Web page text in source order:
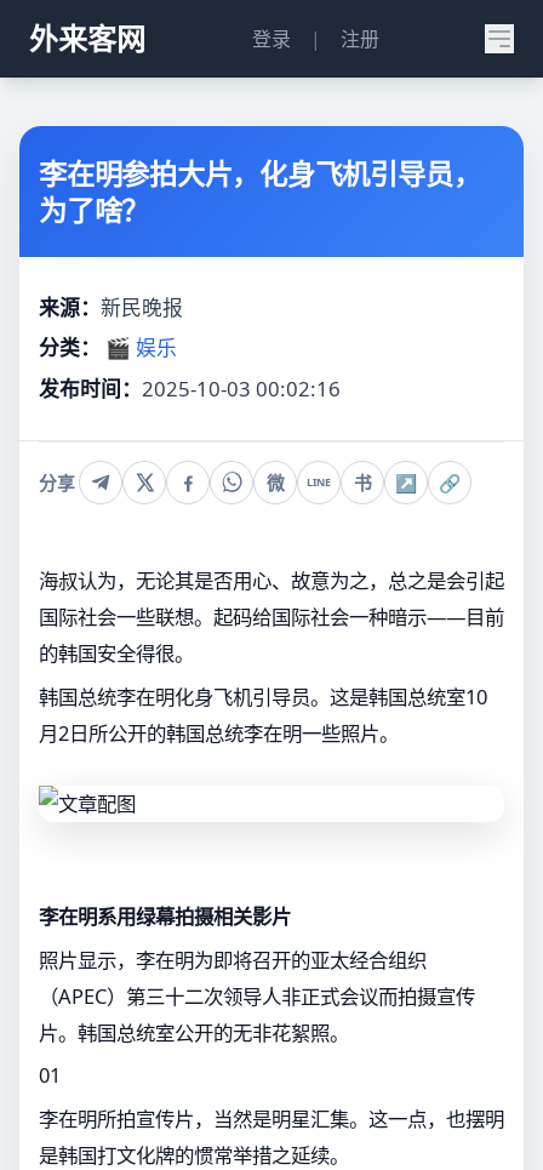
外来客网 登录 | 注册
李在明参拍大片，化身飞机引导员，
为了啥？
来源： 新民晚报
分类：
🎬 娱乐
发布时间： 2025-10-03 00:02:16
分享 微 LINE 书 ↗ 🔗
海叔认为，无论其是否用心、故意为之，总之是会引起
国际社会一些联想。起码给国际社会一种暗示——目前
的韩国安全得很。
韩国总统李在明化身飞机引导员。这是韩国总统室10
月2日所公开的韩国总统李在明一些照片。
李在明系用绿幕拍摄相关影片
照片显示，李在明为即将召开的亚太经合组织
（APEC）第三十二次领导人非正式会议而拍摄宣传
片。韩国总统室公开的无非花絮照。
01
李在明所拍宣传片，当然是明星汇集。这一点，也摆明
是韩国打文化牌的惯常举措之延续。